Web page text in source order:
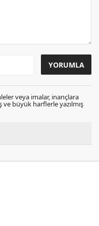
veya imalar, inançlara
ve büyük harflerle yazılmış